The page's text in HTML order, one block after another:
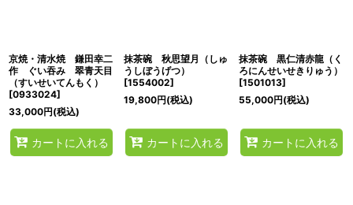
京焼・清水焼 鎌田幸二
作 ぐい吞み 翠青天目
（すいせいてんもく）
[0933024]
33,000円(税込)
カートに入れる
抹茶碗 秋思望月（しゅ
うしぼうげつ）
[1554002]
19,800円(税込)
カートに入れる
抹茶碗 黒仁清赤龍（く
ろにんせいせきりゅう）
[1501013]
55,000円(税込)
カートに入れる